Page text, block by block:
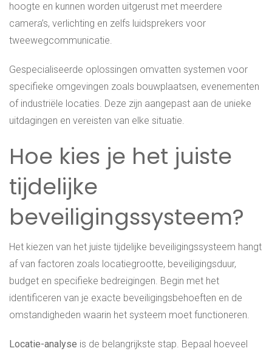
hoogte en kunnen worden uitgerust met meerdere
camera’s, verlichting en zelfs luidsprekers voor
tweewegcommunicatie.
Gespecialiseerde oplossingen omvatten systemen voor
specifieke omgevingen zoals bouwplaatsen, evenementen
of industriële locaties. Deze zijn aangepast aan de unieke
uitdagingen en vereisten van elke situatie.
Hoe kies je het juiste
tijdelijke
beveiligingssysteem?
Het kiezen van het juiste tijdelijke beveiligingssysteem hangt
af van factoren zoals locatiegrootte, beveiligingsduur,
budget en specifieke bedreigingen. Begin met het
identificeren van je exacte beveiligingsbehoeften en de
omstandigheden waarin het systeem moet functioneren.
Locatie-analyse is de belangrijkste stap. Bepaal hoeveel